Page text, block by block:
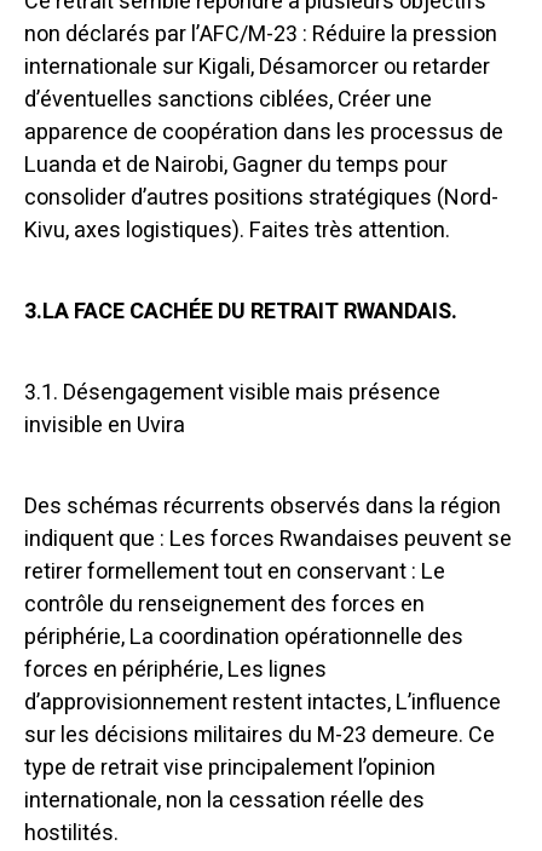
non déclarés par l’AFC/M-23 : Réduire la pression
internationale sur Kigali, Désamorcer ou retarder
d’éventuelles sanctions ciblées, Créer une
apparence de coopération dans les processus de
Luanda et de Nairobi, Gagner du temps pour
consolider d’autres positions stratégiques (Nord-
Kivu, axes logistiques). Faites très attention.
3.LA FACE CACHÉE DU RETRAIT RWANDAIS.
3.1. Désengagement visible mais présence
invisible en Uvira
Des schémas récurrents observés dans la région
indiquent que : Les forces Rwandaises peuvent se
retirer formellement tout en conservant : Le
contrôle du renseignement des forces en
périphérie, La coordination opérationnelle des
forces en périphérie, Les lignes
d’approvisionnement restent intactes, L’influence
sur les décisions militaires du M-23 demeure. Ce
type de retrait vise principalement l’opinion
internationale, non la cessation réelle des
hostilités.